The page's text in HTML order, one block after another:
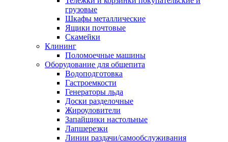
грузовые
Шкафы металлические
Ящики почтовые
Скамейки
Клининг
Поломоечные машины
Оборудование для общепита
Водоподготовка
Гастроемкости
Генераторы льда
Доски разделочные
Жироуловители
Запайщики настольные
Лапшерезки
Линии раздачи/самообслуживания